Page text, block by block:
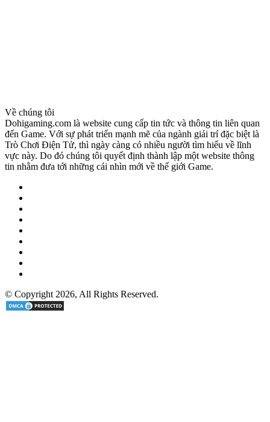
Về chúng tôi
Dohigaming.com là website cung cấp tin tức và thông tin liên quan
đến Game. Với sự phát triển mạnh mẽ của ngành giải trí đặc biệt là
Trò Chơi Điện Tử, thì ngày càng có nhiều người tìm hiểu về lĩnh
vực này. Do đó chúng tôi quyết định thành lập một website thông
tin nhằm đưa tới những cái nhìn mới về thế giới Game.
© Copyright 2026, All Rights Reserved.